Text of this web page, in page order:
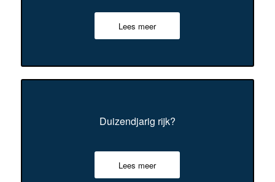
Lees meer
Duizendjarig rijk?
Lees meer